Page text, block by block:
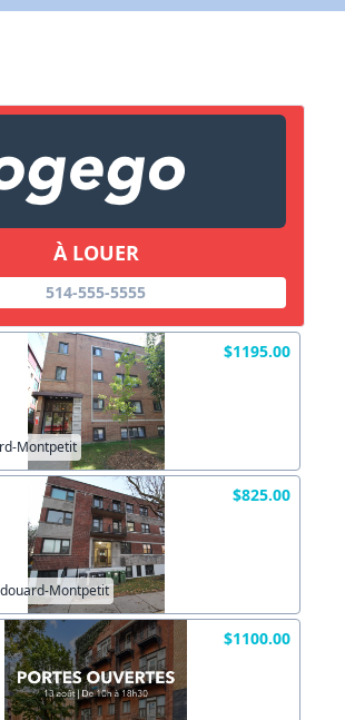
À LOUER
514-555-5555
$1195.00
Montpetit
$825.00
Montpetit
$1100.00
(sera inclus dans courriel)
X Fermer
X Fermer